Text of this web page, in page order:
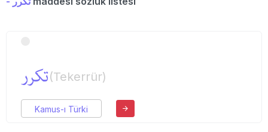
تكرر(Tekerrür)
Kamus-ı Türki